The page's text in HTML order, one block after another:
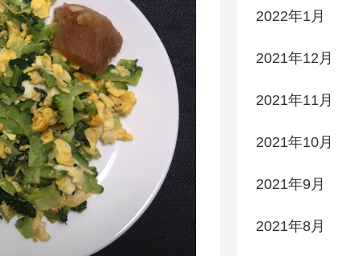
2022年1月
2021年12月
2021年11月
2021年10月
2021年9月
2021年8月